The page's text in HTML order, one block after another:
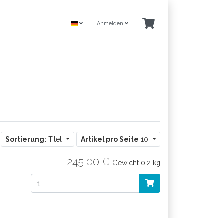
Anmelden
Sortierung: Titel Artikel pro Seite 10
245,00 € Gewicht 0.2 kg